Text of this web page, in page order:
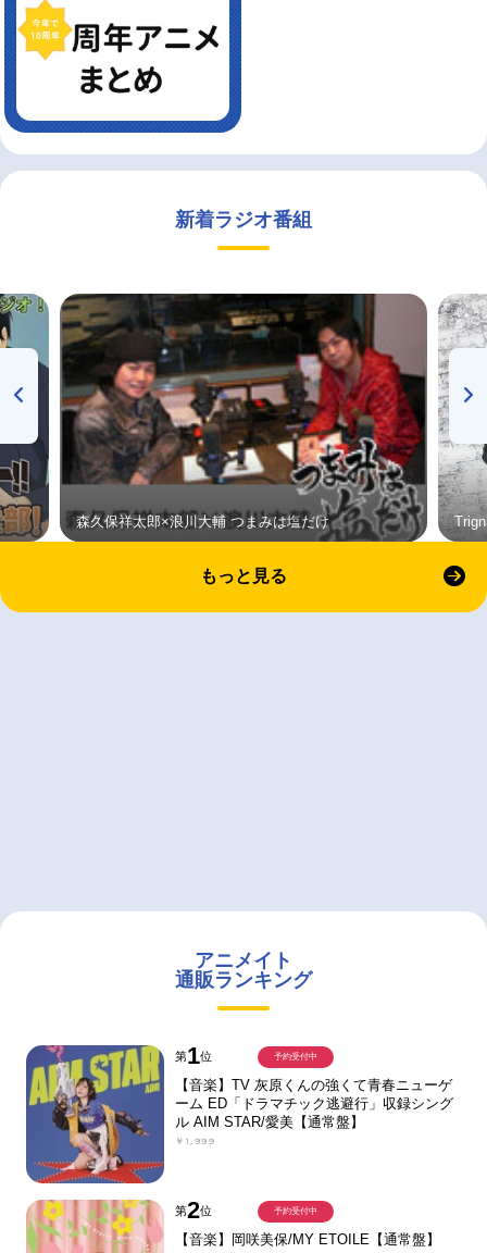
新着ラジオ番組
森久保祥太郎×浪川大輔 つまみは塩だけ
もっと見る
アニメイト
通販ランキング
第1位
【音楽】TV 灰原くんの強くて青春ニューゲ
ーム ED「ドラマチック逃避行」収録シング
ル AIM STAR/愛美【通常盤】
￥1,999
予約受付中
第2位
【音楽】岡咲美保/MY ETOILE【通常盤】
予約受付中